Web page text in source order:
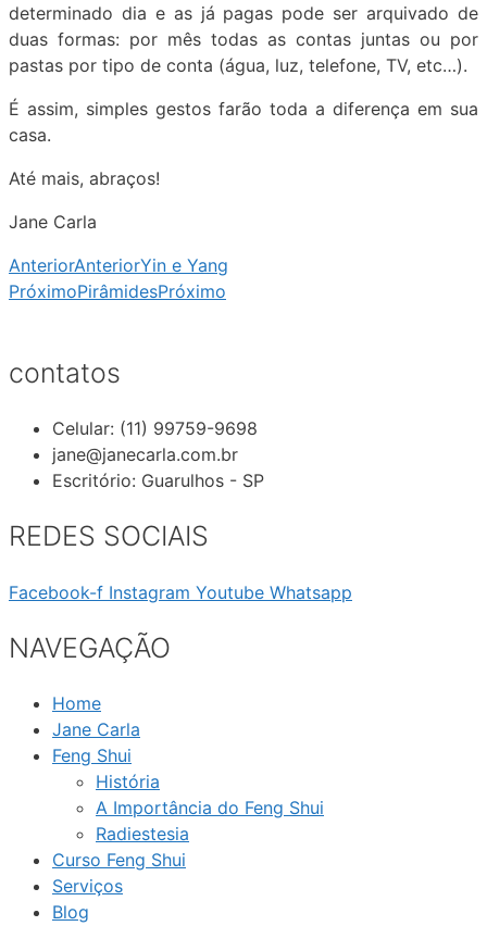
determinado dia e as já pagas pode ser arquivado de
duas formas: por mês todas as contas juntas ou por
pastas por tipo de conta (água, luz, telefone, TV, etc…).
É assim, simples gestos farão toda a diferença em sua
casa.
Até mais, abraços!
Jane Carla
AnteriorAnteriorYin e Yang
PróximoPirâmidesPróximo
contatos
Celular: (11) 99759-9698
jane@janecarla.com.br
Escritório: Guarulhos - SP
REDES SOCIAIS
Facebook-f Instagram Youtube Whatsapp
NAVEGAÇÃO
Home
Jane Carla
Feng Shui
História
A Importância do Feng Shui
Radiestesia
Curso Feng Shui
Serviços
Blog